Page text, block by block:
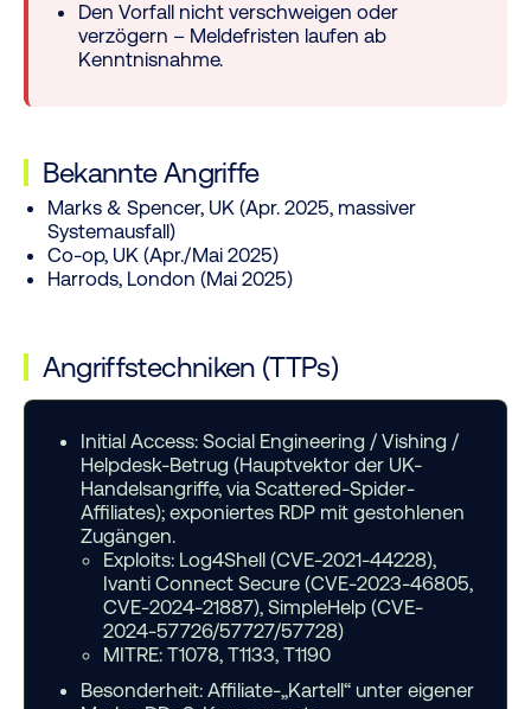
Den Vorfall nicht verschweigen oder
verzögern – Meldefristen laufen ab
Kenntnisnahme.
Bekannte Angriffe
Marks & Spencer, UK (Apr. 2025, massiver
Systemausfall)
Co-op, UK (Apr./Mai 2025)
Harrods, London (Mai 2025)
Angriffstechniken (TTPs)
Initial Access:Social Engineering / Vishing /
Helpdesk-Betrug (Hauptvektor der UK-
Handelsangriffe, via Scattered-Spider-
Affiliates); exponiertes RDP mit gestohlenen
Zugängen.
Exploits: Log4Shell (CVE-2021-44228),
Ivanti Connect Secure (CVE-2023-46805,
CVE-2024-21887), SimpleHelp (CVE-
2024-57726/57727/57728)
MITRE: T1078, T1133, T1190
Besonderheit:Affiliate-„Kartell“ unter eigener